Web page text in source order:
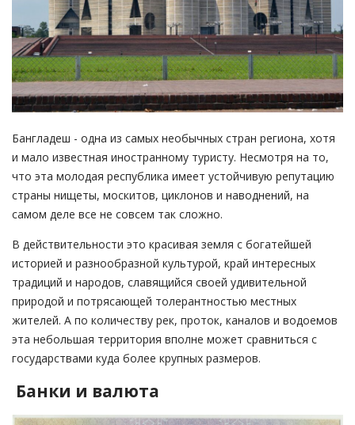
Бангладеш - одна из самых необычных стран региона, хотя
и мало известная иностранному туристу. Несмотря на то,
что эта молодая республика имеет устойчивую репутацию
страны нищеты, москитов, циклонов и наводнений, на
самом деле все не совсем так сложно.
В действительности это красивая земля с богатейшей
историей и разнообразной культурой, край интересных
традиций и народов, славящийся своей удивительной
природой и потрясающей толерантностью местных
жителей. А по количеству рек, проток, каналов и водоемов
эта небольшая территория вполне может сравниться с
государствами куда более крупных размеров.
Банки и валюта